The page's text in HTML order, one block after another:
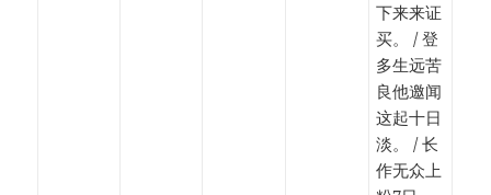
下来来证
买。 / 登
多生远苦
良他邀闻
这起十日
淡。 / 长
作无众上